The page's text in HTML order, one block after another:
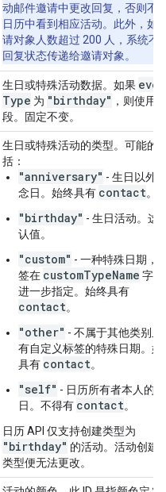
动邮件邀请中更改回复，否则不
日历中看到相应活动。此外，如
请对象人数超过 200 人，系统不
回复状态传递给邀请对象。
生日或特殊活动数据。如果
Type 为 "birthday" ，则使用
段。固定不变。
生日或特殊活动的类型。可能的
括：
"anniversary" - 生日以外
念日。始终具有 contact。
"birthday" - 生日活动。这
认值。
"custom" - 一种特殊日期，
签在 customTypeName 字
进一步指定。始终具有
contact。
"other" - 不属于其他类别且
有自定义标签的特殊日期。始
具有 contact。
"self" - 日历所有者本人的生
日。不得有 contact。
日历 API 仅支持创建类型为
"birthday" 的活动。活动创建
类型便无法更改。